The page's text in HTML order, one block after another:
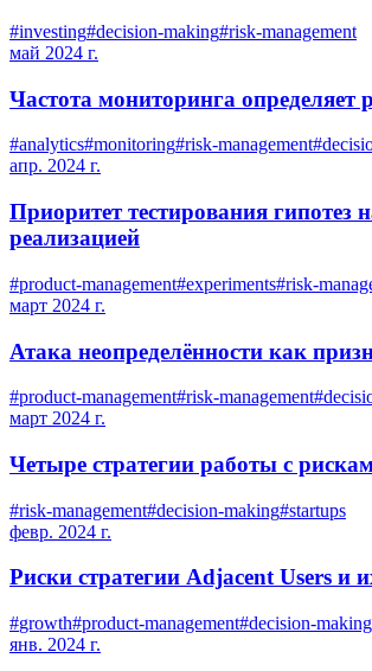
#investing#decision-making#risk-management
май 2024 г.
Частота мониторинга определяет
#analytics#monitoring#risk-management#
апр. 2024 г.
Приоритет тестирования гипотез
реализацией
#product-management#experiments#risk-
март 2024 г.
Атака неопределённости как
#product-management#risk-management#
март 2024 г.
Четыре стратегии работы с
#risk-management#decision-making#startups
февр. 2024 г.
Риски стратегии Adjacent Users и
#growth#product-management#decision-making
янв. 2024 г.